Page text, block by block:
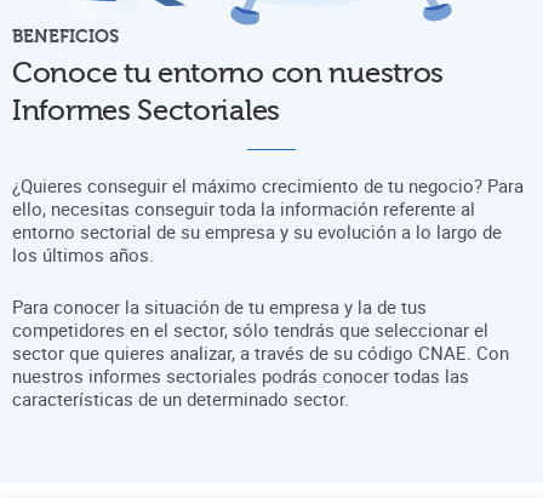
BENEFICIOS
Conoce tu entorno con nuestros
Informes Sectoriales
¿Quieres conseguir el máximo crecimiento de tu negocio? Para
ello, necesitas conseguir toda la información referente al
entorno sectorial de su empresa y su evolución a lo largo de
los últimos años.
Para conocer la situación de tu empresa y la de tus
competidores en el sector, sólo tendrás que seleccionar el
sector que quieres analizar, a través de su código CNAE. Con
nuestros informes sectoriales podrás conocer todas las
características de un determinado sector.